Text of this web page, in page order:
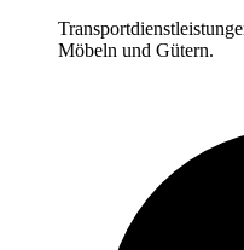
Möbeln und Gütern.